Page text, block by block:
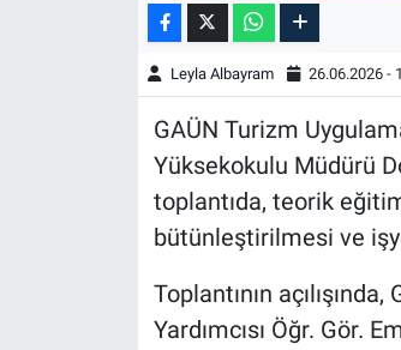
Leyla Albayram 26.06.2026 -
GAÜN Turizm
Yüksekokulu Müdürü
toplantıda, teorik
bütünleştirilmesi ve
Toplantının
Yardımcısı Öğr. Gör.